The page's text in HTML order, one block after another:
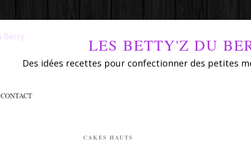
LES BETTY'Z DU
Des idées recettes pour confectionner des petites
CONTACT
CAKES HAUTS